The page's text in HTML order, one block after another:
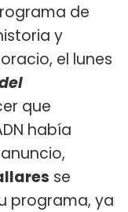
de
y
el lunes
que
había
se
programa, ya